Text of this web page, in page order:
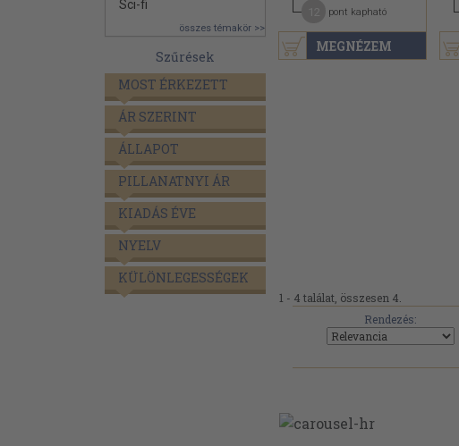
Sci-fi
összes témakör >>
Szűrések
MOST ÉRKEZETT
ÁR SZERINT
ÁLLAPOT
PILLANATNYI ÁR
KIADÁS ÉVE
NYELV
KÜLÖNLEGESSÉGEK
MEGNÉZEM
pont kapható
1 - 4 találat, összesen 4.
Rendezés: